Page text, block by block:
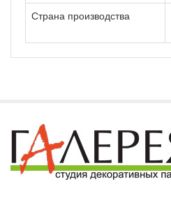
Страна производства